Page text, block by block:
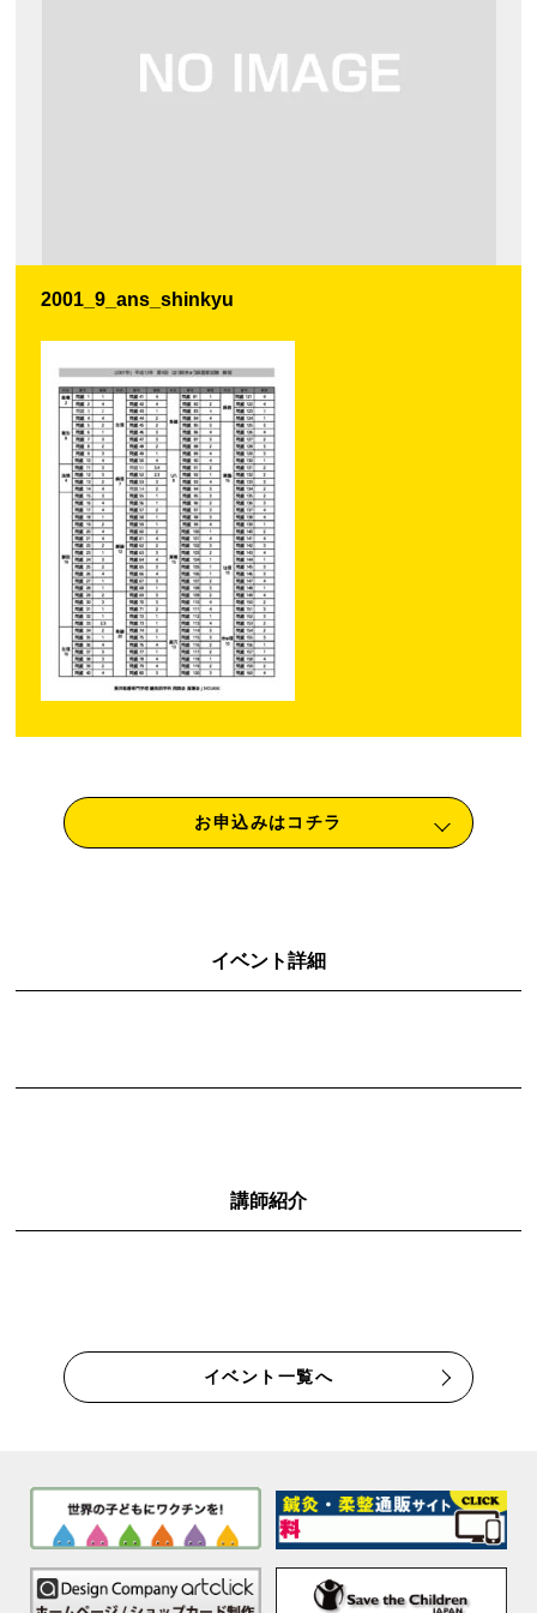
2001_9_ans_shinkyu
お申込みはコチラ
イベント詳細
講師紹介
イベント一覧へ